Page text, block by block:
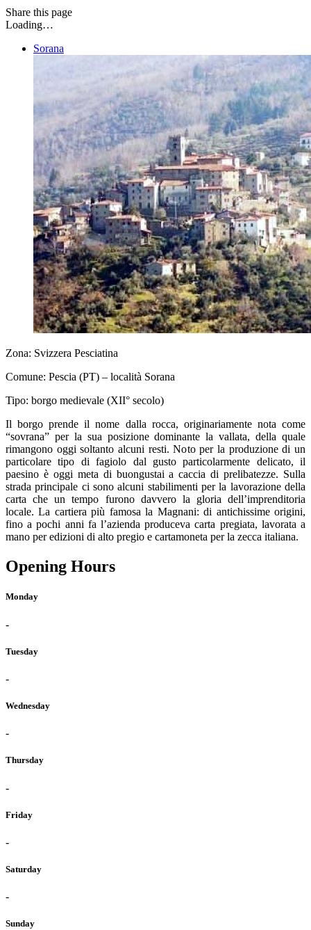
Share this page
Loading…
Sorana
Zona: Svizzera Pesciatina
Comune: Pescia (PT) – località Sorana
Tipo: borgo medievale (XII° secolo)
Il borgo prende il nome dalla rocca, originariamente nota come
“sovrana” per la sua posizione dominante la vallata, della quale
rimangono oggi soltanto alcuni resti. Noto per la produzione di un
particolare tipo di fagiolo dal gusto particolarmente delicato, il
paesino è oggi meta di buongustai a caccia di prelibatezze. Sulla
strada principale ci sono alcuni stabilimenti per la lavorazione della
carta che un tempo furono davvero la gloria dell’imprenditoria
locale. La cartiera più famosa la Magnani: di antichissime origini,
fino a pochi anni fa l’azienda produceva carta pregiata, lavorata a
mano per edizioni di alto pregio e cartamoneta per la zecca italiana.
Opening Hours
Monday
-
Tuesday
-
Wednesday
-
Thursday
-
Friday
-
Saturday
-
Sunday